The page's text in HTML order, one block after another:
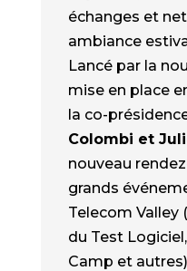
échanges et
ambiance
Lancé par la
mise en place
la co-
Colombi et
nouveau
grands
Telecom Valley
du Test
Camp et